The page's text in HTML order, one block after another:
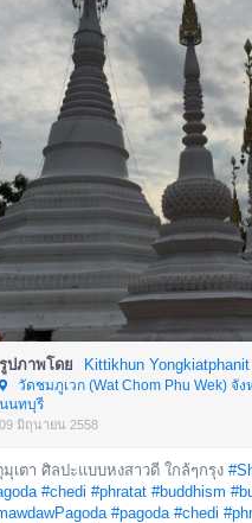
รูปภาพโดย Kittikhun Yongkiatphanit
วัดชมภูเวก (Wat Chom Phu Wek) จัง
นนทบุรี
09 มิถุนายน 2558
เตา ศิลปะแบบหงสาวดี ใกล้ๆกรุง
#chedi #phratat #buddhism
#pagoda #chedi